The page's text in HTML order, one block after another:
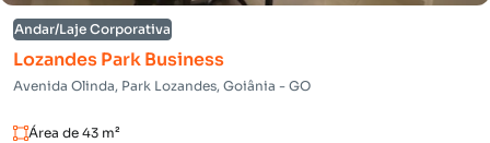
Andar/Laje Corporativa
Lozandes Park Business
Avenida Olinda, Park Lozandes, Goiânia - GO
Área de 43 m²